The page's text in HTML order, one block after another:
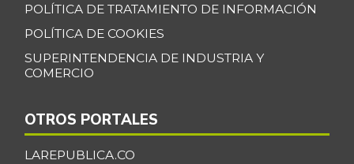
POLÍTICA DE TRATAMIENTO DE INFORMACIÓN
POLÍTICA DE COOKIES
SUPERINTENDENCIA DE INDUSTRIA Y
COMERCIO
OTROS PORTALES
LAREPUBLICA.CO